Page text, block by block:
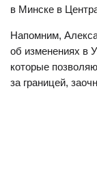
в Минске в
Напомним,
об изменениях в
которые
за границей,